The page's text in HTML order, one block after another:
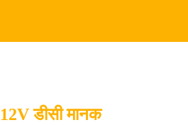
डीसी मानक